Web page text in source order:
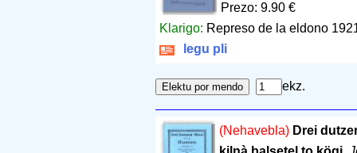
Prezo: 9.90 €
Klarigo: Represo de la eldono
legu pli
ekz.
(Nehavebla) Drei